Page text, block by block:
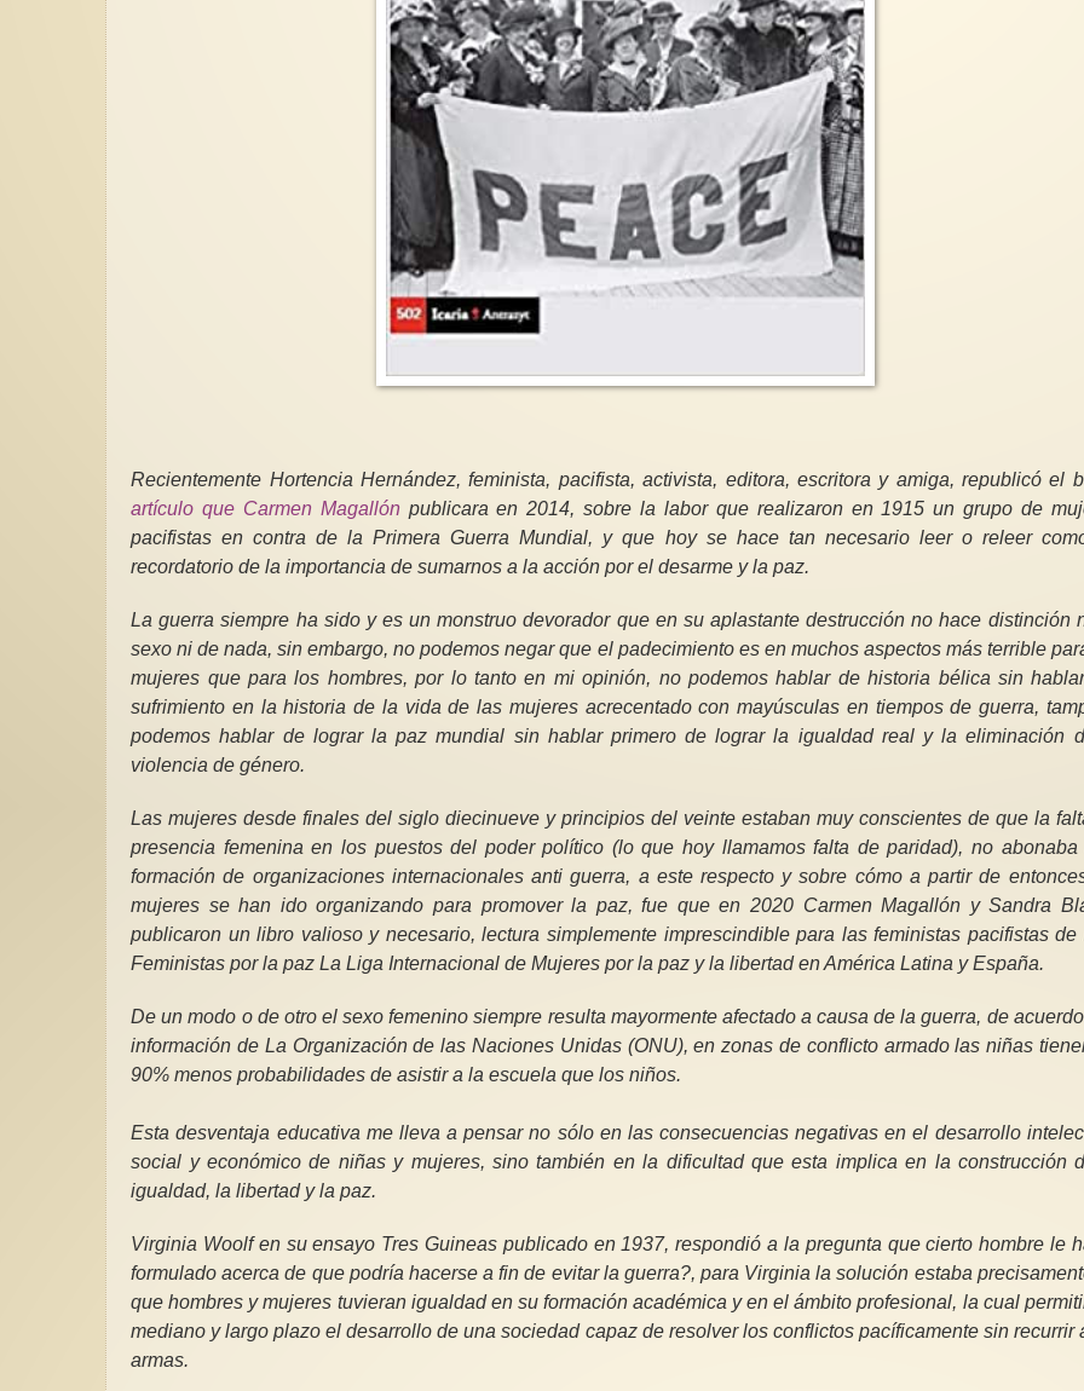
Recientemente Hortencia Hernández, feminista, pacifista, activista, editora, escritora y amiga, republicó el
artículo que Carmen Magallón publicara en 2014, sobre la labor que realizaron en 1915 un grupo de
pacifistas en contra de la Primera Guerra Mundial, y que hoy se hace tan necesario leer o releer
recordatorio de la importancia de sumarnos a la acción por el desarme y la paz.
La guerra siempre ha sido y es un monstruo devorador que en su aplastante destrucción no hace distinción
sexo ni de nada, sin embargo, no podemos negar que el padecimiento es en muchos aspectos más terrible
mujeres que para los hombres, por lo tanto en mi opinión, no podemos hablar de historia bélica sin
sufrimiento en la historia de la vida de las mujeres acrecentado con mayúsculas en tiempos de guerra,
podemos hablar de lograr la paz mundial sin hablar primero de lograr la igualdad real y la eliminación
violencia de género.
Las mujeres desde finales del siglo diecinueve y principios del veinte estaban muy conscientes de que la
presencia femenina en los puestos del poder político (lo que hoy llamamos falta de paridad), no
formación de organizaciones internacionales anti guerra, a este respecto y sobre cómo a partir de
mujeres se han ido organizando para promover la paz, fue que en 2020 Carmen Magallón y Sandra
publicaron un libro valioso y necesario, lectura simplemente imprescindible para las feministas pacifistas de
Feministas por la paz La Liga Internacional de Mujeres por la paz y la libertad en América Latina y España.
De un modo o de otro el sexo femenino siempre resulta mayormente afectado a causa de la guerra, de
información de La Organización de las Naciones Unidas (ONU), en zonas de conflicto armado las niñas
90% menos probabilidades de asistir a la escuela que los niños.
Esta desventaja educativa me lleva a pensar no sólo en las consecuencias negativas en el desarrollo
social y económico de niñas y mujeres, sino también en la dificultad que esta implica en la construcción
igualdad, la libertad y la paz.
Virginia Woolf en su ensayo Tres Guineas publicado en 1937, respondió a la pregunta que cierto hombre le
formulado acerca de que podría hacerse a fin de evitar la guerra?, para Virginia la solución estaba
que hombres y mujeres tuvieran igualdad en su formación académica y en el ámbito profesional, la cual
mediano y largo plazo el desarrollo de una sociedad capaz de resolver los conflictos pacíficamente sin recurrir
armas.
REGALA FEMINISMO
Regala feminismo . Inspírate para
Reconocimiento a
participantes en el
Bruselas en apoyo de
Palestina
Republicano de